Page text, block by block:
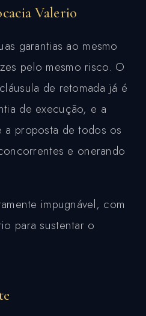
Valerio
garantias ao mesmo
pelo mesmo risco. O
de retomada já é
de execução, e a
a proposta de todos os
e onerando
impugnável, com
para sustentar o